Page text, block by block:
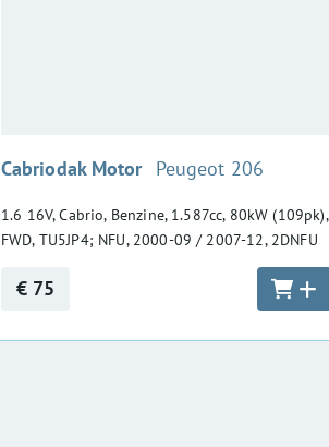
Cabriodak Motor :Peugeot 206
1.6 16V, Cabrio, Benzine, 1.587cc, 80kW (109pk),
FWD, TU5JP4; NFU, 2000-09 / 2007-12, 2DNFU
€ 75